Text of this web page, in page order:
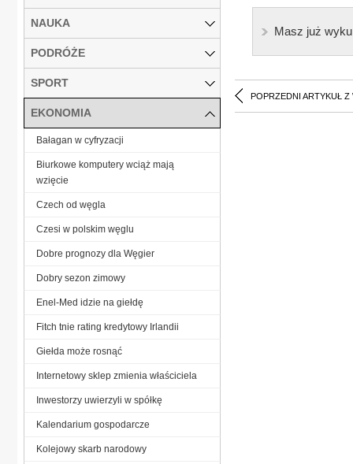
Masz już
POPRZEDNI ARTYKUŁ Z
NAUKA
PODRÓŻE
SPORT
EKONOMIA
Bałagan w cyfryzacji
Biurkowe komputery wciąż mają
wzięcie
Czech od węgla
Czesi w polskim węglu
Dobre prognozy dla Węgier
Dobry sezon zimowy
Enel-Med idzie na giełdę
Fitch tnie rating kredytowy Irlandii
Giełda może rosnąć
Internetowy sklep zmienia właściciela
Inwestorzy uwierzyli w spółkę
Kalendarium gospodarcze
Kolejowy skarb narodowy